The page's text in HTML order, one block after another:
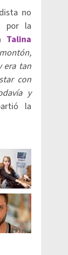
no
por la
Talina
era tan
con
y
la